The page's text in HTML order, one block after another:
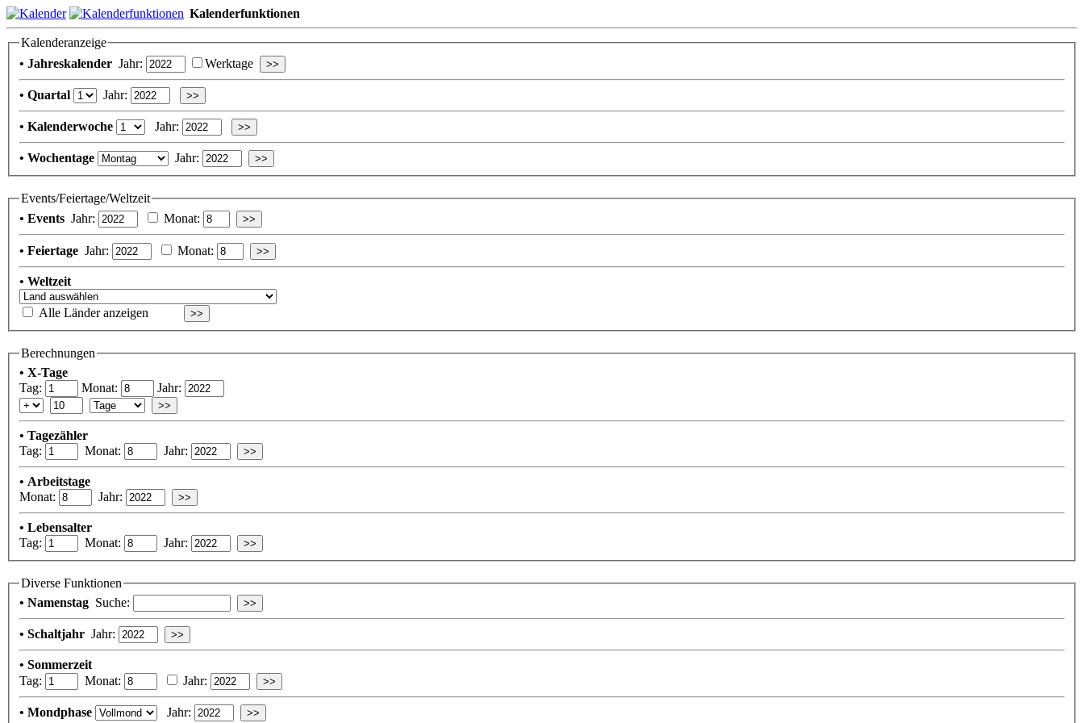
Kalenderfunktionen
Kalenderanzeige
• Jahreskalender Jahr: Werktage
• Quartal Jahr:
• Kalenderwoche Jahr:
• Wochentage Jahr:
Events/Feiertage/Weltzeit
• Events Jahr: Monat:
• Feiertage Jahr: Monat:
• Weltzeit
Alle Länder anzeigen
Berechnungen
• X-Tage
Tag:
Monat: Jahr:
• Tagezähler
Tag:
Monat: Jahr:
• Arbeitstage
Monat:
Jahr:
• Lebensalter
Tag:
Monat: Jahr:
Diverse Funktionen
• Namenstag Suche:
• Schaltjahr Jahr:
• Sommerzeit
Tag:
Monat: Jahr:
• Mondphase Jahr: